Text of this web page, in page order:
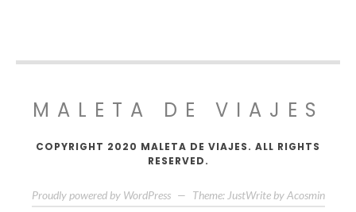
MALETA DE VIAJES
COPYRIGHT 2020 MALETA DE VIAJES. ALL RIGHTS
RESERVED.
Proudly powered by WordPress — Theme: JustWrite by Acosmin